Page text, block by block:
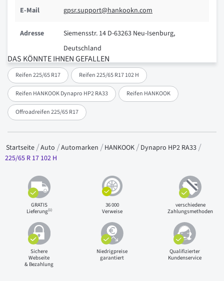
DAS KÖNNTE IHNEN GEFALLEN
Reifen 225/65 R17 Reifen 225/65 R17 102 H
Reifen HANKOOK Dynapro HP2 RA33 Reifen HANKOOK
Offroadreifen 225/65 R17
E-Mail gpsr.support@hankookn.com
Adresse
Siemensstr. 14 D-63263 Neu-Isenburg,
Deutschland
Startseite Auto Automarken HANKOOK
Dynapro HP2 RA33
225/65 R 17 102 H
GRATIS
Lieferung(1)
36 000
Verweise
verschiedene
Zahlungsmethoden
Sichere
Webseite
& Bezahlung
Niedrigpreise
garantiert
Qualifizierter
Kundenservice